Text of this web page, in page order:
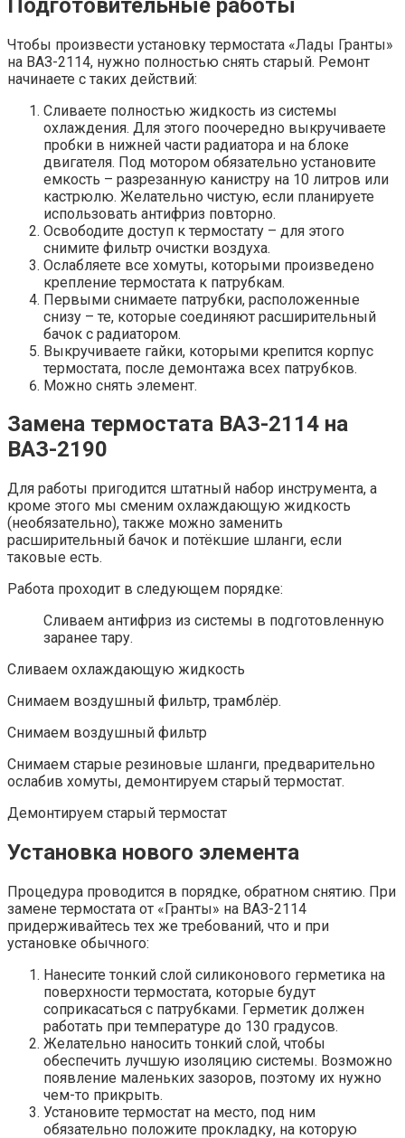
Чтобы произвести установку термостата «Лады Гранты»
на ВАЗ-2114, нужно полностью снять старый. Ремонт
начинаете с таких действий:
Сливаете полностью жидкость из системы
охлаждения. Для этого поочередно выкручиваете
пробки в нижней части радиатора и на блоке
двигателя. Под мотором обязательно установите
емкость – разрезанную канистру на 10 литров или
кастрюлю. Желательно чистую, если планируете
использовать антифриз повторно.
Освободите доступ к термостату – для этого
снимите фильтр очистки воздуха.
Ослабляете все хомуты, которыми произведено
крепление термостата к патрубкам.
Первыми снимаете патрубки, расположенные
снизу – те, которые соединяют расширительный
бачок с радиатором.
Выкручиваете гайки, которыми крепится корпус
термостата, после демонтажа всех патрубков.
Можно снять элемент.
Замена термостата ВАЗ-2114 на
ВАЗ-2190
Для работы пригодится штатный набор инструмента, а
кроме этого мы сменим охлаждающую жидкость
(необязательно), также можно заменить
расширительный бачок и потёкшие шланги, если
таковые есть.
Работа проходит в следующем порядке:
Сливаем антифриз из системы в подготовленную
заранее тару.
Сливаем охлаждающую жидкость
Снимаем воздушный фильтр, трамблёр.
Снимаем воздушный фильтр
Снимаем старые резиновые шланги, предварительно
ослабив хомуты, демонтируем старый термостат.
Демонтируем старый термостат
Установка нового элемента
Процедура проводится в порядке, обратном снятию. При
замене термостата от «Гранты» на ВАЗ-2114
придерживайтесь тех же требований, что и при
установке обычного:
Нанесите тонкий слой силиконового герметика на
поверхности термостата, которые будут
соприкасаться с патрубками. Герметик должен
работать при температуре до 130 градусов.
Желательно наносить тонкий слой, чтобы
обеспечить лучшую изоляцию системы. Возможно
появление маленьких зазоров, поэтому их нужно
чем-то прикрыть.
Установите термостат на место, под ним
обязательно положите прокладку, на которую